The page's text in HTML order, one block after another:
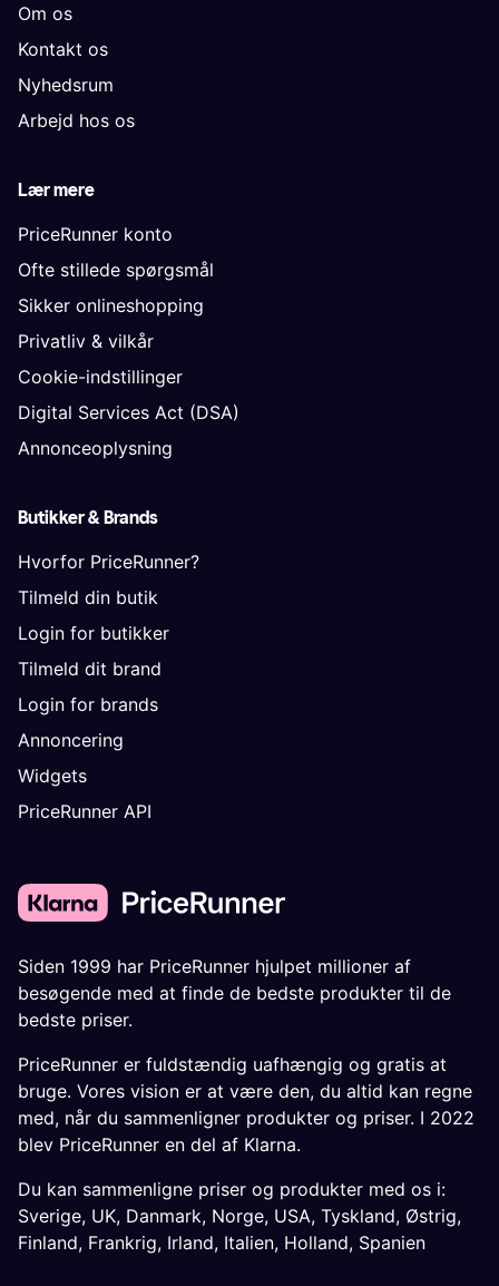
Om os
Kontakt os
Nyhedsrum
Arbejd hos os
Lær mere
PriceRunner konto
Ofte stillede spørgsmål
Sikker onlineshopping
Privatliv & vilkår
Cookie-indstillinger
Digital Services Act (DSA)
Annonceoplysning
Butikker & Brands
Hvorfor PriceRunner?
Tilmeld din butik
Login for butikker
Tilmeld dit brand
Login for brands
Annoncering
Widgets
PriceRunner API
Siden 1999 har PriceRunner hjulpet millioner af
besøgende med at finde de bedste produkter til de
bedste priser.
PriceRunner er fuldstændig uafhængig og gratis at
bruge. Vores vision er at være den, du altid kan regne
med, når du sammenligner produkter og priser. I 2022
blev PriceRunner en del af Klarna.
Du kan sammenligne priser og produkter med os i:
Sverige, UK, Danmark, Norge, USA, Tyskland, Østrig,
Finland, Frankrig, Irland, Italien, Holland, Spanien